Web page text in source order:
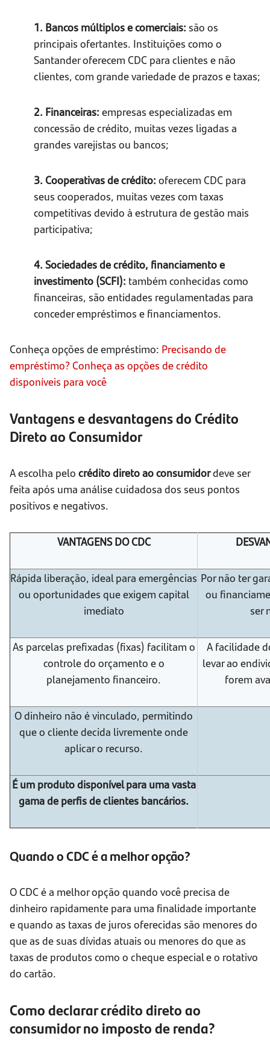
1. Bancos múltiplos e comerciais: são os
principais ofertantes. Instituições como o
Santander oferecem CDC para clientes e não
clientes, com grande variedade de prazos e taxas;
2. Financeiras: empresas especializadas em
concessão de crédito, muitas vezes ligadas a
grandes varejistas ou bancos;
3. Cooperativas de crédito: oferecem CDC para
seus cooperados, muitas vezes com taxas
competitivas devido à estrutura de gestão mais
participativa;
4. Sociedades de crédito, financiamento e
investimento (SCFI): também conhecidas como
financeiras, são entidades regulamentadas para
conceder empréstimos e financiamentos.
Conheça opções de empréstimo: Precisando de
empréstimo? Conheça as opções de crédito
disponíveis para você
Vantagens e desvantagens do Crédito
Direto ao Consumidor
A escolha pelo crédito direto ao consumidordeve ser
feita após uma análise cuidadosa dos seus pontos
positivos e negativos.
VANTAGENS DO CDC
Rápida liberação, ideal para emergências
ou oportunidades que exigem capital
imediato
Por não ter
ou
ser
As parcelas prefixadas (fixas) facilitam o
controle do orçamento e o
planejamento financeiro.
A facilidade
levar ao
forem
O dinheiro não é vinculado, permitindo
que o cliente decida livremente onde
aplicar o recurso.
É um produto disponível para uma vasta
gama de perfis de clientes bancários.
Quando o CDC é a melhor opção?
O CDC é a melhor opção quando você precisa de
dinheiro rapidamente para uma finalidade importante
e quando as taxas de juros oferecidas são menores do
que as de suas dívidas atuais ou menores do que as
taxas de produtos como o cheque especial e o rotativo
do cartão.
Como declarar crédito direto ao
consumidor no imposto de renda?